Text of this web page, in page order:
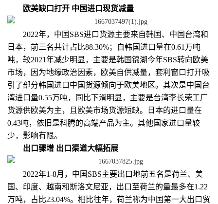
欧美缺口打开 中国进口现货减量
2022年，中国SBS进口货源主要来自韩国、中国台湾和
日本，前三名共计占比88.30%；自韩国进口量在0.61万吨
吨，较2021年减少明显，主要是韩国锦湖今年SBS转向欧美
市场，因为地缘政治因素，欧美自供减量，套利窗口打开吸
引了部分韩国进口中国货源倾向于欧美地区。其次是中国台
湾进口量0.55万吨，同比下滑明显，主要是台湾李长荣工厂
货源供欧美为主，且欧美市场货源短缺。日本的进口量在
0.43吨，依旧是科腾的高端产品为主。其他国家进口量较
少，影响有限。
出口骤增 出口渠道大幅拓展
2022年1-8月，中国SBS主要出口地前五名是荷兰、美
国、印度、越南和斯洛文尼亚，出口至荷兰的量最多在1.22
万吨，占比23.04%。相比往年，荷兰称为中国第一大出口贸